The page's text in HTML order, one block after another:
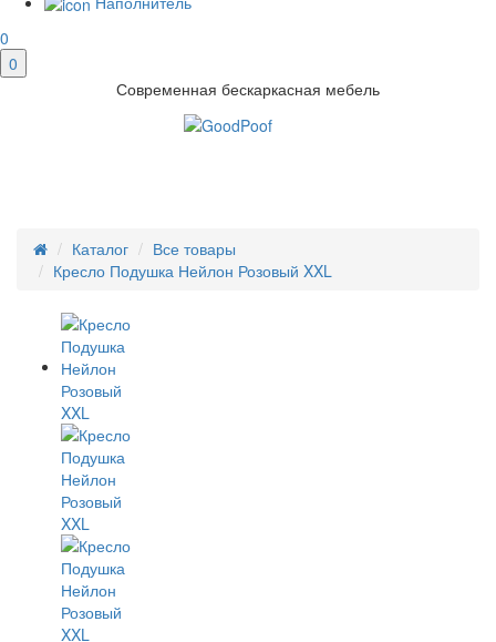
0
0
Современная бескаркасная мебель
Каталог
Все товары
Кресло Подушка Нейлон Розовый XXL